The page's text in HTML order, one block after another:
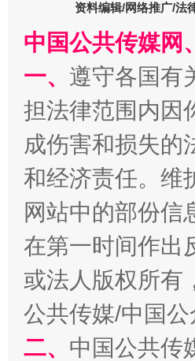
一批国家标准开始实施
以产业富民促振兴
资料编辑/网络推广/法
中国公共传媒网
一、 遵守各国有
担法律范围内因
成伤害和损失的
和经济责任。维
网站中的部份信
在第一时间作出
或法人版权所有
公共传媒/中国
二、 中国公共传